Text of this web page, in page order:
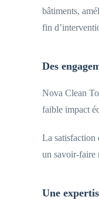
bâtiments,
fin
Des
Nova Clean
faible impact
La satisfaction
un savoir-faire
Une